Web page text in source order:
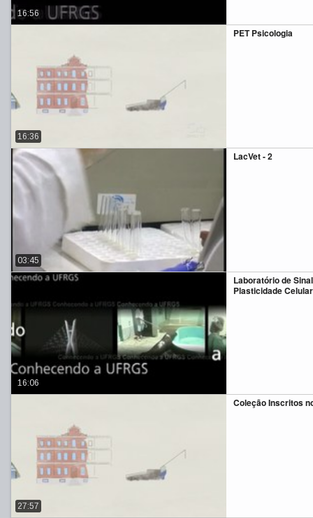
16:56
PET Psicologia
16:36
LacVet - 2
03:45
Laboratório de
Plasticidade Celular
16:06
Coleção Inscritos
27:57